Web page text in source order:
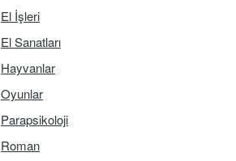
El İşleri
El Sanatları
Hayvanlar
Oyunlar
Parapsikoloji
Roman